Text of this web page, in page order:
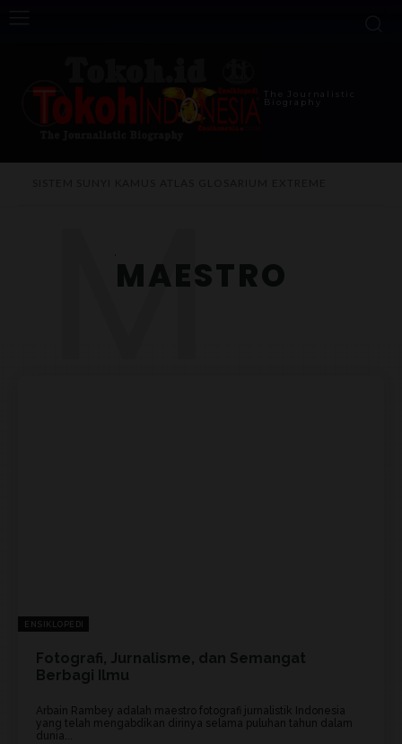
The Journalistic
Biography
MAESTRO
M
ENSIKLOPEDI
Fotografi, Jurnalisme, dan Semangat
Berbagi Ilmu
Arbain Rambey adalah maestro fotografi jurnalistik Indonesia
yang telah mengabdikan dirinya selama puluhan tahun dalam
dunia...